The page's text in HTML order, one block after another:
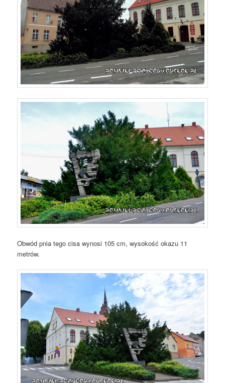
Obwód pnia tego cisa wynosi 105 cm, wysokość okazu 11
metrów.